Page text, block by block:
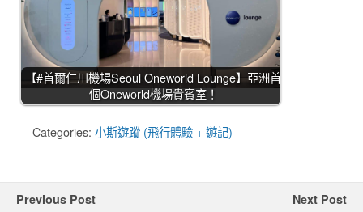
【#首爾仁川機場Seoul Oneworld Lounge】亞洲首
個Oneworld機場貴賓室！
Categories: 小斯遊蹤 (飛行體驗 + 遊記)
Previous Post Next Post